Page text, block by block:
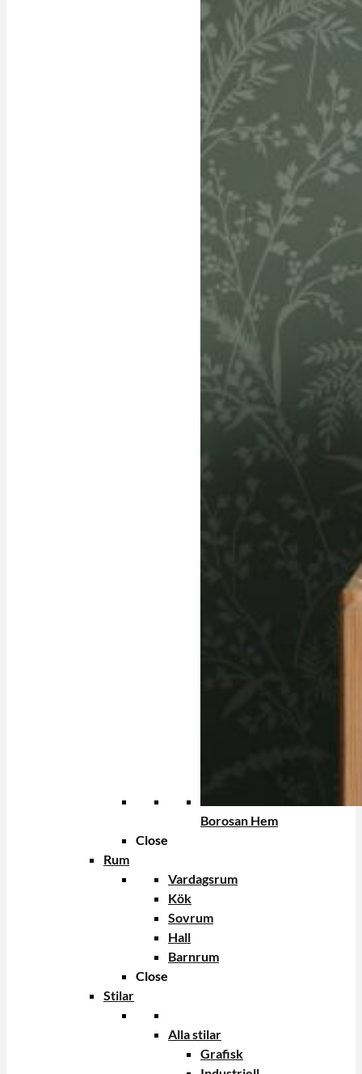
Borosan Hem
Close
Rum
Vardagsrum
Kök
Sovrum
Hall
Barnrum
Close
Stilar
Alla stilar
Grafisk